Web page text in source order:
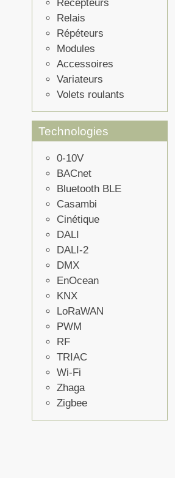
Récepteurs
Relais
Répéteurs
Modules
Accessoires
Variateurs
Volets roulants
Technologies
0-10V
BACnet
Bluetooth BLE
Casambi
Cinétique
DALI
DALI-2
DMX
EnOcean
KNX
LoRaWAN
PWM
RF
TRIAC
Wi-Fi
Zhaga
Zigbee